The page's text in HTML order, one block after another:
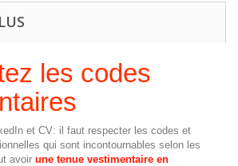
les codes
et CV: il faut respecter les codes et
qui sont incontournables selon les
avoir une tenue vestimentaire en